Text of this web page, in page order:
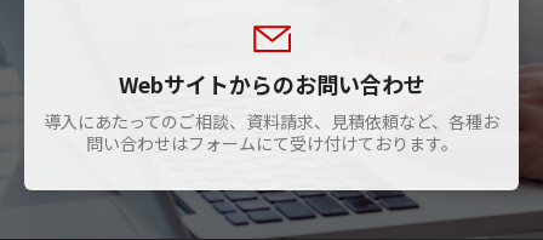
Webサイトからのお問い合わせ
導入にあたってのご相談、資料請求、見積依頼など、各種お
問い合わせはフォームにて受け付けております。